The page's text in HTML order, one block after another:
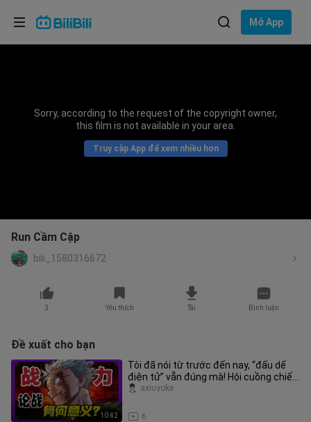
Mở App
Sorry, according to the request of the copyright owner,
this film is not available in your area.
Truy cập App để xem nhiều hơn
Run Cầm Cập
bili_1580316672
3 Yêu thích Tải Bình luận
Đề xuất cho bạn
10:42
Tôi đã nói từ trước đến nay, “đấu dế
điện tử” vẫn đúng mà! Hội cuồng chiến
lực chính là trụ cột của
6
axiuyoke
Lựa chọn ngôn ngữ
Bahasa Indonesia